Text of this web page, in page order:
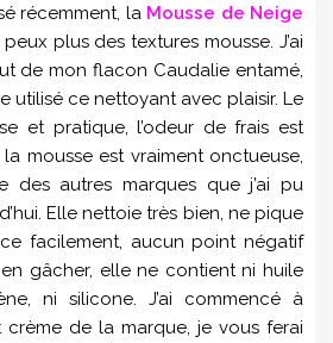
récemment, la Mousse de Neige
peux plus des textures mousse. J’ai
de mon flacon Caudalie entamé,
utilisé ce nettoyant avec plaisir. Le
et pratique, l’odeur de frais est
mousse est vraiment onctueuse,
des autres marques que j’ai pu
Elle nettoie très bien, ne pique
facilement, aucun point négatif
gâcher, elle ne contient ni huile
ni silicone. J’ai commencé à
crème de la marque, je vous ferai